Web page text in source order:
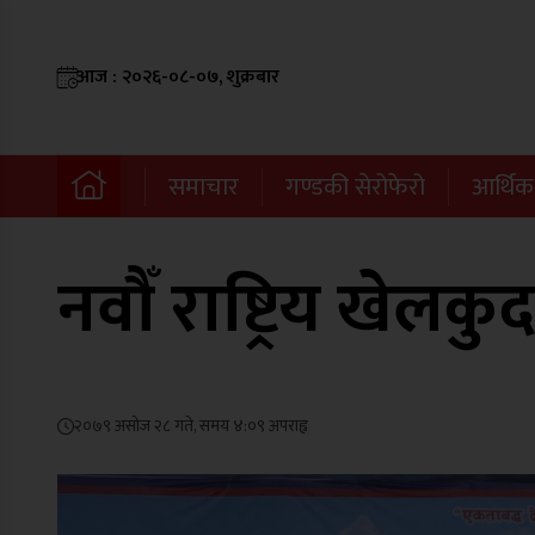
आज : २०२६-०८-०७, शुक्रबार
समाचार गण्डकी सेरोफेरो आर्थिक
नवौँ राष्ट्रिय
२०७९ असोज २८ गते, समय ४:०९ अपराह्न